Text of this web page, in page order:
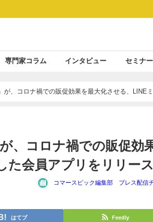
専門家コラム インタビュー セミナ
が、コロナ禍での販促効果を最大化させる、LINE
、コロナ禍での販促効
た会員アプリをリリー
コマースピック編集部 プレス配信
はてブ Feedly